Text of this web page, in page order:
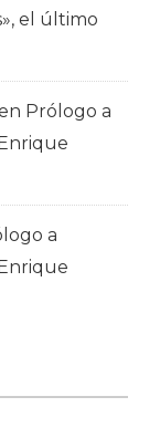
el último
Prólogo a
a